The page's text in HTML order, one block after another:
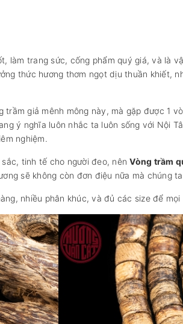
làm trang sức, cống phẩm quý giá, và là
thức hương thơm ngọt dịu thuần khiết,
giả mênh mông này, mà gặp được 1
ý nghĩa luôn nhắc ta luôn sống với Nội
nghiệm.
sắc, tinh tế cho người đeo, nênVòng trầm
sẽ không còn đơn điệu nữa mà chúng
nhiều phân khúc, và đủ các size để mọi